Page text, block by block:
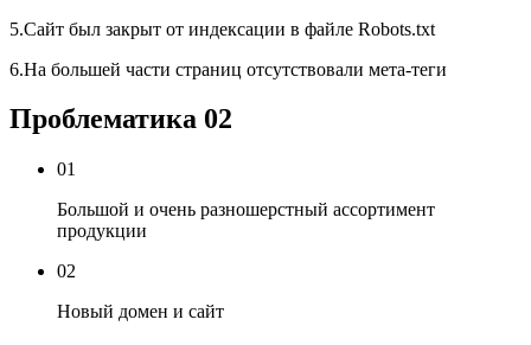
5.Сайт был закрыт от индексации в файле Robots.txt
6.На большей части страниц отсутствовали мета-теги
Проблематика 02
01
Большой и очень разношерстный ассортимент
продукции
02
Новый домен и сайт